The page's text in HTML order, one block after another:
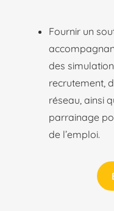
Fournir un
des
recrutement,
réseau, ainsi
parrainage
de l’emploi.